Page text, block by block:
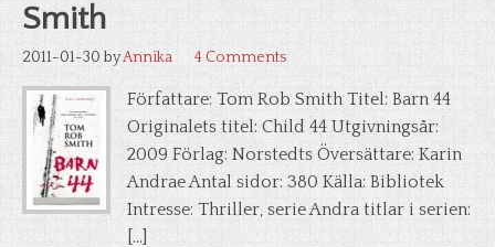
Smith
2011-01-30 byAnnika 4 Comments
Författare: Tom Rob Smith Titel: Barn 44
Originalets titel: Child 44 Utgivningsår:
2009 Förlag: Norstedts Översättare: Karin
Andrae Antal sidor: 380 Källa: Bibliotek
Intresse: Thriller, serie Andra titlar i serien:
[…]